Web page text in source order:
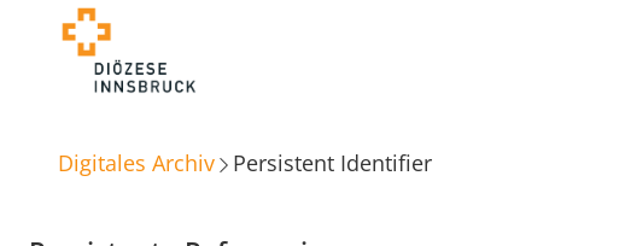
Digitales Archiv Persistent Identifier